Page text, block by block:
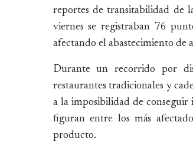
reportes de transitabilidad de
viernes se registraban 76
afectando el abastecimiento de
Durante un recorrido por
restaurantes tradicionales y
a la imposibilidad de conseguir
figuran entre los más
producto.